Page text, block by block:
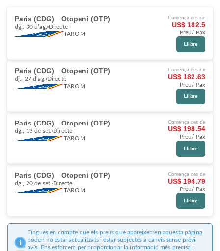
Paris (CDG) Otopeni (OTP)
dg., 30 d’ag. Directe
TAROM
Comença des de
US$ 182.5
Preu/ Pax
Llibre
Paris (CDG) Otopeni (OTP)
dj., 27 d’ag. Directe
TAROM
Comença des de
US$ 182.63
Preu/ Pax
Llibre
Paris (CDG) Otopeni (OTP)
dg., 13 de set. Directe
TAROM
Comença des de
US$ 198.54
Preu/ Pax
Llibre
Paris (CDG) Otopeni (OTP)
dg., 20 de set. Directe
TAROM
Comença des de
US$ 194.79
Preu/ Pax
Llibre
Tingues en compte que els preus que apareixen en aquesta pàgina
poden no estar actualitzats i estar subjectes a canvis sense previ
avís. Ens esforcem per proporcionar la informació més precisa i